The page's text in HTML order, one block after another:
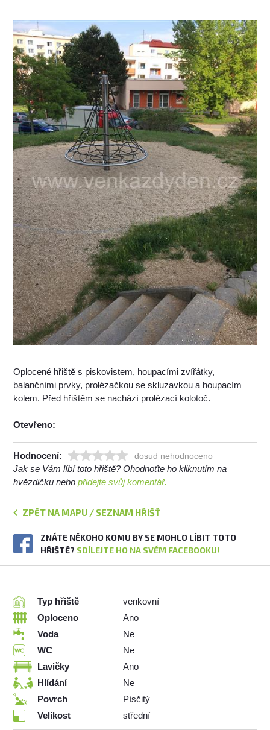
Oplocené hřiště s piskovistem, houpacími zvířátky,
balančními prvky, prolézačkou se skluzavkou a houpacím
kolem. Před hřištěm se nachází prolézací kolotoč.
Otevřeno:
Hodnocení: dosud nehodnoceno
Jak se Vám líbí toto hřiště? Ohodnoťte ho kliknutím na
hvězdičku nebopřidejte svůj komentář.
ZPĚT NA MAPU / SEZNAM HŘIŠŤ
ZNÁTE NĚKOHO KOMU BY SE MOHLO LÍBIT TOTO
HŘIŠTĚ? SDÍLEJTE HO NA SVÉM FACEBOOKU!
Typ hřiště
venkovní
Oploceno
Ano
Voda
Ne
WC
Ne
Lavičky
Ano
Hlídání
Ne
Povrch
Písčitý
Velikost
střední